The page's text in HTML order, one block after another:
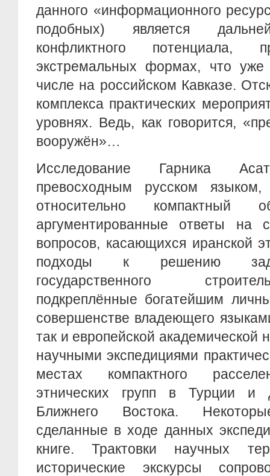
данного «информационного
подобных) является
конфликтного
экстремальных формах, что
числе на российском Кавказе.
комплекса практических
уровнях. Ведь, как говорится,
вооружён»…
Исследование Гарника
превосходным русском
относительно
аргументированные ответы на
вопросов, касающихся иранской
подходы к решению
государственного
подкреплённые богатейшим
совершенстве владеющего
так и европейской академической
научными экспедициями
местах компактного
этнических групп в Турции и
Ближнего Востока.
сделанные в ходе данных
книге. Трактовки научных
исторические экскурсы